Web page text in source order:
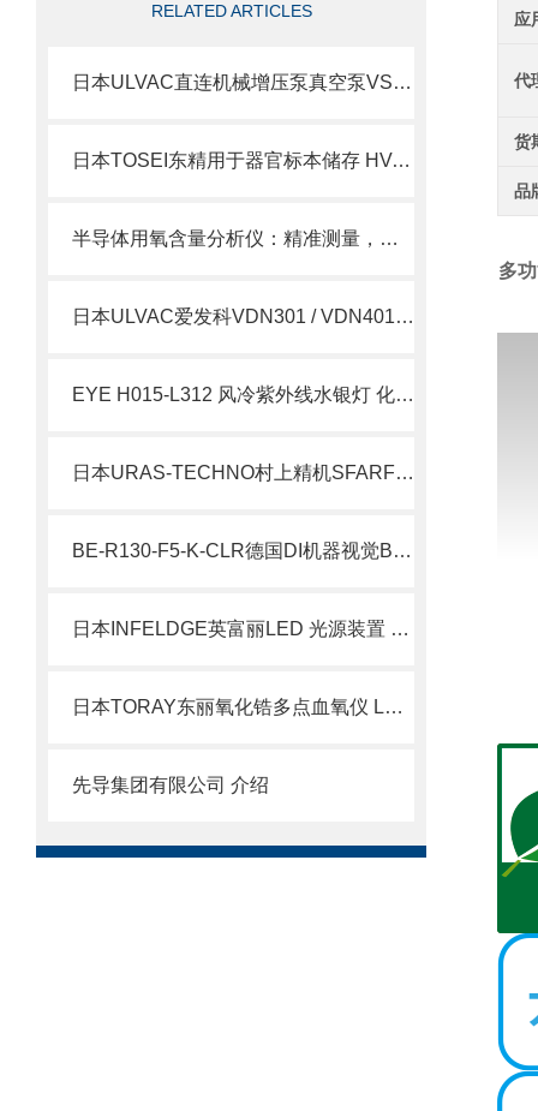
RELATED ARTICLES
日本ULVAC直连机械增压泵真空泵VS300A-W简介
日本TOSEI东精用于器官标本储存 HV-300包装机北崎有售
半导体用氧含量分析仪：精准测量，提升生产质量
日本ULVAC爱发科VDN301 / VDN401 油旋片式真空泵
EYE H015-L312 风冷紫外线水银灯 化工 UV 固化光反应光源
日本URAS-TECHNO村上精机SFARF-45-90SRTKBZ振动筛网北崎热卖
BE-R130-F5-K-CLR德国DI机器视觉BE-R 环形灯北崎热卖
日本INFELDGE英富丽LED 光源装置 BMH-400LED
日本TORAY东丽氧化锆多点血氧仪 LC-450A北崎有售
先导集团有限公司 介绍
应
代
货
品
多